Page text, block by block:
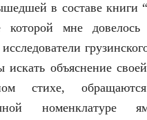
в составе книги
которой мне довелось
искать объяснение
стихе,
номенклатуре